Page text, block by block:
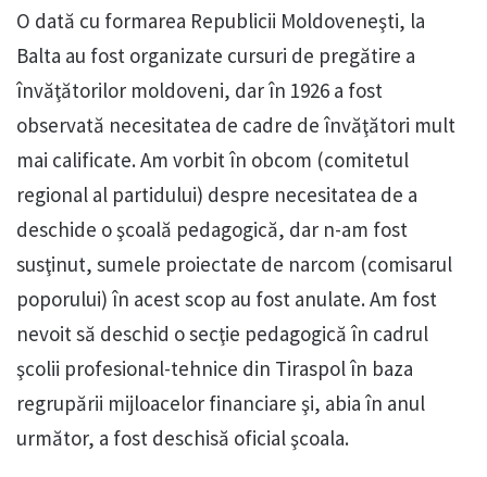
O dată cu formarea Republicii Moldoveneşti, la
Balta au fost organizate cursuri de pregătire a
învăţătorilor moldoveni, dar în 1926 a fost
observată necesitatea de cadre de învăţători mult
mai calificate. Am vorbit în obcom (comitetul
regional al partidului) despre necesitatea de a
deschide o şcoală pedagogică, dar n-am fost
susţinut, sumele proiectate de narcom (comisarul
poporului) în acest scop au fost anulate. Am fost
nevoit să deschid o secţie pedagogică în cadrul
şcolii profesional-tehnice din Tiraspol în baza
regrupării mijloacelor financiare şi, abia în anul
următor, a fost deschisă oficial şcoala.